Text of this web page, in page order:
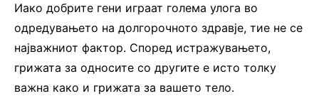
Иако добрите гени играат голема улога во
одредувањето на долгорочното здравје, тие не се
најважниот фактор. Според истражувањето,
грижата за односите со другите е исто толку
важна како и грижата за вашето тело.